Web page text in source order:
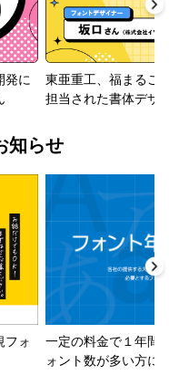
発に
東亜重工、福まるご
担当された書体デザ
知らせ
フォ
一定の料金で１年間
ォント数が多い方に